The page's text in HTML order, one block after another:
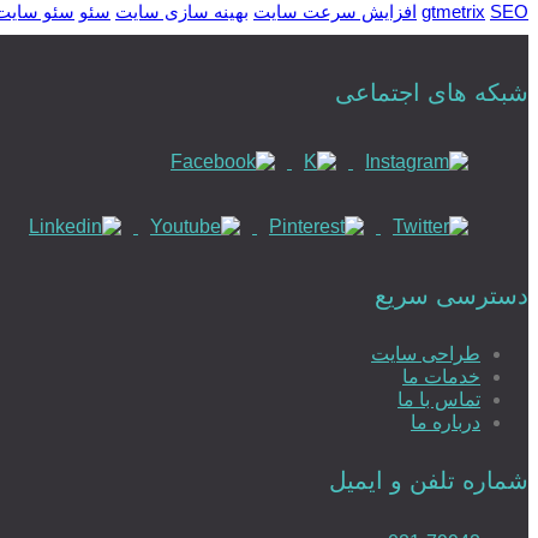
gtmetrix SEO افزایش سرعت سایت بهینه سازی سایت سئو سئو
شبکه های اجتماعی
دسترسی سریع
طراحی سایت
خدمات ما
تماس با ما
درباره ما
شماره تلفن و ایمیل